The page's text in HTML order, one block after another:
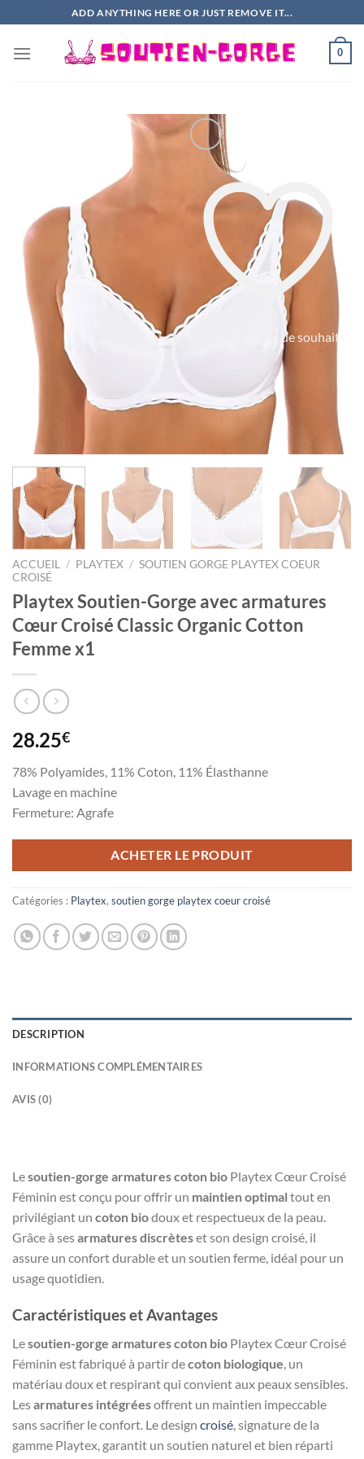
au
contenu
ADD ANYTHING HERE OR JUST REMOVE IT...
0
Ajouter à la liste de souhaits
ACCUEIL / PLAYTEX / SOUTIEN GORGE PLAYTEX COEUR
CROISÉ
Playtex Soutien-Gorge avec armatures
Cœur Croisé Classic Organic Cotton
Femme x1
28.25€
78% Polyamides, 11% Coton, 11% Élasthanne
Lavage en machine
Fermeture: Agrafe
ACHETER LE PRODUIT
Catégories : Playtex, soutien gorge playtex coeur croisé
DESCRIPTION
INFORMATIONS COMPLÉMENTAIRES
AVIS (0)
Lesoutien-gorge armatures coton bio Playtex Cœur Croisé
Féminin est conçu pour offrir un maintien optimal tout en
privilégiant un coton biodoux et respectueux de la peau.
Grâce à sesarmatures discrèteset son design croisé, il
assure un confort durable et un soutien ferme, idéal pour un
usage quotidien.
Caractéristiques et Avantages
Lesoutien-gorge armatures coton bio Playtex Cœur Croisé
Féminin est fabriqué à partir decoton biologique , un
matériau doux et respirant qui convient aux peaux sensibles.
Lesarmatures intégréesoffrent un maintien impeccable
sans sacrifier le confort. Le design croisé , signature de la
gamme Playtex, garantit un soutien naturel et bien réparti